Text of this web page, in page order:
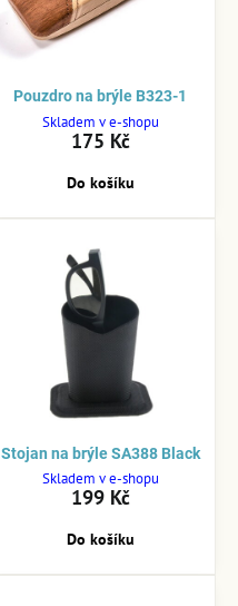
Pouzdro na brýle B323-1
Skladem v e-shopu
175 Kč
Do košíku
Stojan na brýle SA388 Black
Skladem v e-shopu
199 Kč
Do košíku